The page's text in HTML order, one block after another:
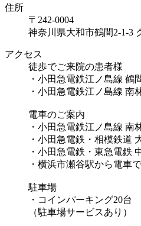
住所
〒242-0004
神奈川県大和市鶴間2-1-3
アクセス
徒歩でご来院の患者様
・小田急電鉄江ノ島線 鶴
・小田急電鉄江ノ島線 南
電車のご案内
・小田急電鉄江ノ島線 南
・小田急電鉄・相模鉄道
・小田急電鉄・東急電鉄
・横浜市瀬谷駅から電車
駐車場
・コインパーキング20台
（駐車場サービスあり）